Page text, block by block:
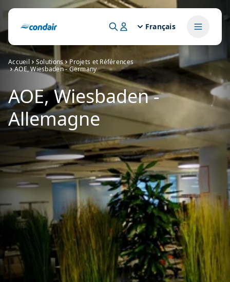
Français
Accueil Solutions
Projets et Références
AOE, Wiesbaden - Germany
AOE, Wiesbaden -
Allemagne